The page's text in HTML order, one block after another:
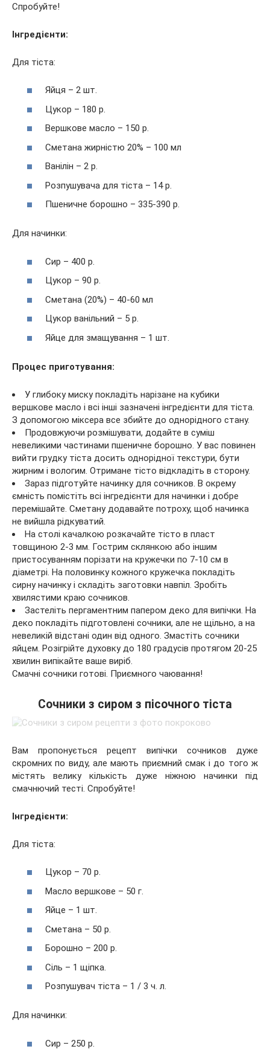
Спробуйте!
Інгредієнти:
Для тіста:
Яйця – 2 шт.
Цукор – 180 р.
Вершкове масло – 150 р.
Сметана жирністю 20% – 100 мл
Ванілін – 2 р.
Розпушувача для тіста – 14 р.
Пшеничне борошно – 335-390 р.
Для начинки:
Сир – 400 р.
Цукор – 90 р.
Сметана (20%) – 40-60 мл
Цукор ванільний – 5 р.
Яйце для змащування – 1 шт.
Процес приготування:
У глибоку миску покладіть нарізане на кубики
вершкове масло і всі інші зазначені інгредієнти для тіста.
З допомогою міксера все збийте до однорідного стану.
Продовжуючи розмішувати, додайте в суміш
невеликими частинами пшеничне борошно. У вас повинен
вийти грудку тіста досить однорідної текстури, бути
жирним і вологим. Отримане тісто відкладіть в сторону.
Зараз підготуйте начинку для сочников. В окрему
ємність помістіть всі інгредієнти для начинки і добре
перемішайте. Сметану додавайте потроху, щоб начинка
не вийшла рідкуватий.
На столі качалкою розкачайте тісто в пласт
товщиною 2-3 мм. Гострим склянкою або іншим
пристосуванням порізати на кружечки по 7-10 см в
діаметрі. На половинку кожного кружечка покладіть
сирну начинку і складіть заготовки навпіл. Зробіть
хвилястими краю сочников.
Застеліть пергаментним папером деко для випічки. На
деко покладіть підготовлені сочники, але не щільно, а на
невеликій відстані один від одного. Змастіть сочники
яйцем. Розігрійте духовку до 180 градусів протягом 20-25
хвилин випікайте ваше виріб.
Смачні сочники готові. Приємного чаювання!
Сочники з сиром з пісочного тіста
Вам пропонується рецепт випічки сочников дуже
скромних по виду, але мають приємний смак і до того ж
містять велику кількість дуже ніжною начинки під
смачнючий тесті. Спробуйте!
Інгредієнти:
Для тіста:
Цукор – 70 р.
Масло вершкове – 50 г.
Яйце – 1 шт.
Сметана – 50 р.
Борошно – 200 р.
Сіль – 1 щіпка.
Розпушувач тіста – 1 / 3 ч. л.
Для начинки:
Сир – 250 р.